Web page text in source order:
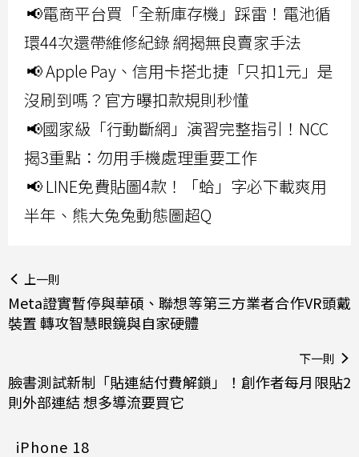
📢電商平台買「全新庫存機」踩雷！電池循
環44次還帶維修紀錄 網揭無良賣家手法
📢 Apple Pay、信用卡搭北捷「只扣1元」是
沒刷到嗎？官方曝扣款規則秒懂
📢國家級「行動斷網」演習完整指引！NCC
揭3重點：勿用手機處理重要工作
📢 LINE免費貼圖4款！「蛤」字必下載爽用
半年、熊大兔兔動態圖超Q
上一則
Meta證實暫停與華碩、聯想等第三方業者合作VR頭戴
裝置 轉攻智慧眼鏡與自家硬體
下一則
臉書測試新制「貼連結付費解鎖」！創作者每月限貼2
則外部連結 想多導流要買它
iPhone 18